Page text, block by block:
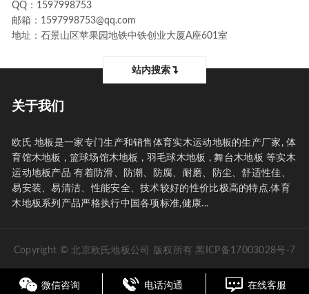
QQ：1597998753
邮箱：1597998753@qq.com
地址：石景山区苹果园地铁中铁创业大厦A座601室
站内搜索
关于我们
欧氏 地板是一家专门生产和销售体育实木运动地板的生产厂家, 体
育馆木地板 , 篮球场馆木地板 , 羽毛球木地板 , 舞台木地板 等实木
运动地板产品 有着防滑、防潮、防腐、耐磨、防尘、舒适性佳、
易安装、易清洁、性能安全、技术较好的性价比极高的特点.体育
木地板系列产品严格执行中国各项标准,健康...
Copyright © 北京欧氏地板公司 版权所有黑ICP备17003028号-7
微信咨询 电话沟通 在线客服